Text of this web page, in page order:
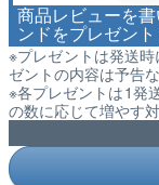
商品レビューを
ンドをプレゼント
※プレゼントは発送
ゼントの内容は予告
※各プレゼントは1発
の数に応じて増やす